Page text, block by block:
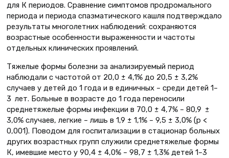
для К периодов. Сравнение симптомов продромального
периода и периода спазматического кашля подтверждало
результаты многолетних наблюдений: сохраняются
возрастные особенности выраженности и частоты
отдельных клинических проявлений.
Тяжелые формы болезни за анализируемый период
наблюдали с частотой от 20,0 ± 4,1% до 20,5 ± 3,2%
случаев у детей до 1 года и в единичных – среди детей 1–
3 лет. Больные в возрасте до 1 года переносили
среднетяжелые формы инфекции в 70,0 ± 4,7% – 80,9 ±
3,0% случаев, легкие – лишь в 1,9 ± 1,1% – 9,5 ± 3,0% (p <
0,001). Поводом для госпитализации в стационар больных
других возрастных групп служили среднетяжелые формы
К, имевшие место у 90,4 ± 4,0% – 98,7 ± 1,3% детей 1–3